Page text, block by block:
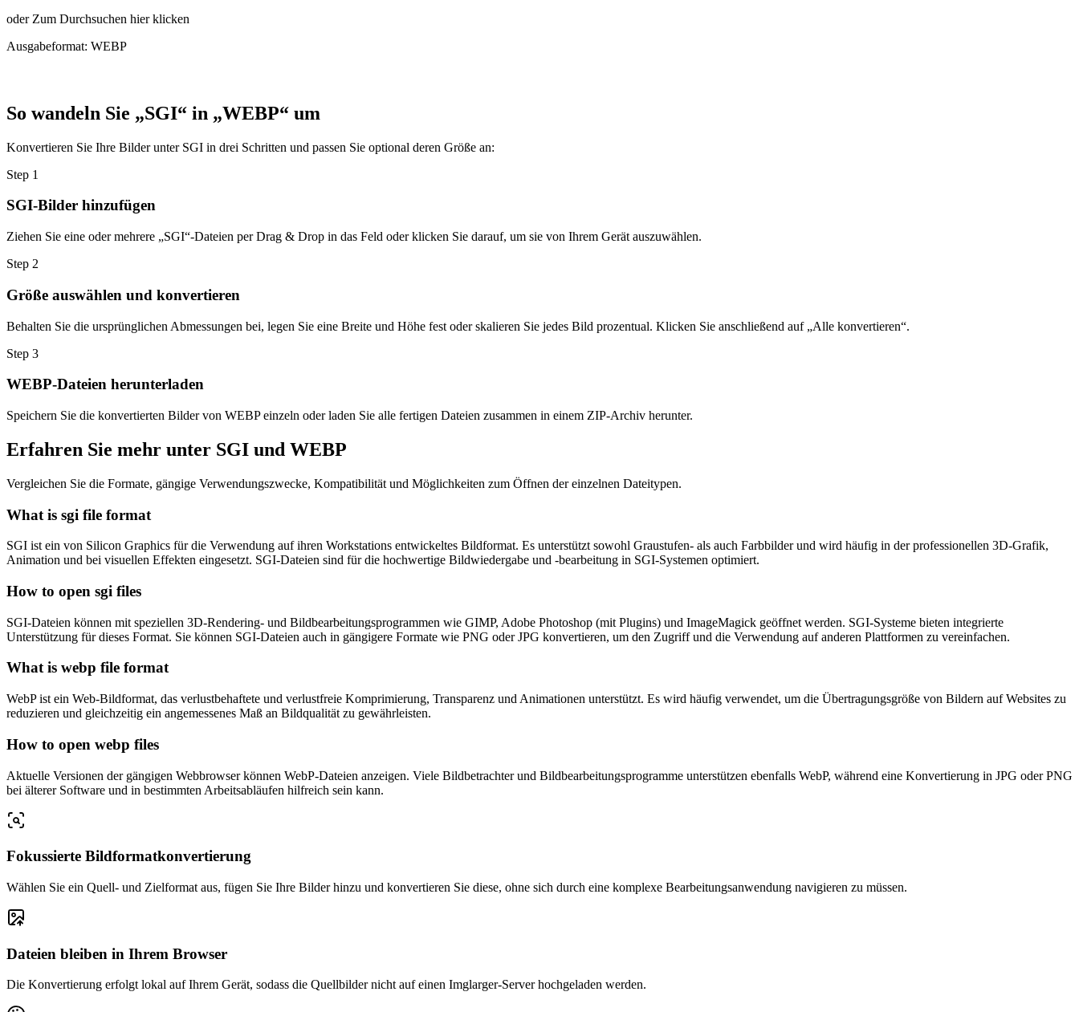
oder Zum Durchsuchen hier klicken
Ausgabeformat: WEBP
So wandeln Sie „SGI“ in „WEBP“ um
Konvertieren Sie Ihre Bilder unter SGI in drei Schritten und passen Sie optional deren Größe an:
Step 1
SGI-Bilder hinzufügen
Ziehen Sie eine oder mehrere „SGI“-Dateien per Drag & Drop in das Feld oder klicken Sie darauf, um sie von Ihrem Gerät auszuwählen.
Step 2
Größe auswählen und konvertieren
Behalten Sie die ursprünglichen Abmessungen bei, legen Sie eine Breite und Höhe fest oder skalieren Sie jedes Bild prozentual. Klicken Sie anschließend auf „Alle konvertieren“.
Step 3
WEBP-Dateien herunterladen
Speichern Sie die konvertierten Bilder von WEBP einzeln oder laden Sie alle fertigen Dateien zusammen in einem ZIP-Archiv herunter.
Erfahren Sie mehr unter SGI und WEBP
Vergleichen Sie die Formate, gängige Verwendungszwecke, Kompatibilität und Möglichkeiten zum Öffnen der einzelnen Dateitypen.
What is sgi file format
SGI ist ein von Silicon Graphics für die Verwendung auf ihren Workstations entwickeltes Bildformat. Es unterstützt sowohl Graustufen- als auch Farbbilder und wird häufig in der professionellen 3D-Grafik,
Animation und bei visuellen Effekten eingesetzt. SGI-Dateien sind für die hochwertige Bildwiedergabe und -bearbeitung in SGI-Systemen optimiert.
How to open sgi files
SGI-Dateien können mit speziellen 3D-Rendering- und Bildbearbeitungsprogrammen wie GIMP, Adobe Photoshop (mit Plugins) und ImageMagick geöffnet werden. SGI-Systeme bieten integrierte
Unterstützung für dieses Format. Sie können SGI-Dateien auch in gängigere Formate wie PNG oder JPG konvertieren, um den Zugriff und die Verwendung auf anderen Plattformen zu vereinfachen.
What is webp file format
WebP ist ein Web-Bildformat, das verlustbehaftete und verlustfreie Komprimierung, Transparenz und Animationen unterstützt. Es wird häufig verwendet, um die Übertragungsgröße von Bildern auf Websites zu
reduzieren und gleichzeitig ein angemessenes Maß an Bildqualität zu gewährleisten.
How to open webp files
Aktuelle Versionen der gängigen Webbrowser können WebP-Dateien anzeigen. Viele Bildbetrachter und Bildbearbeitungsprogramme unterstützen ebenfalls WebP, während eine Konvertierung in JPG oder PNG
bei älterer Software und in bestimmten Arbeitsabläufen hilfreich sein kann.
Fokussierte Bildformatkonvertierung
Wählen Sie ein Quell- und Zielformat aus, fügen Sie Ihre Bilder hinzu und konvertieren Sie diese, ohne sich durch eine komplexe Bearbeitungsanwendung navigieren zu müssen.
Dateien bleiben in Ihrem Browser
Die Konvertierung erfolgt lokal auf Ihrem Gerät, sodass die Quellbilder nicht auf einen Imglarger-Server hochgeladen werden.